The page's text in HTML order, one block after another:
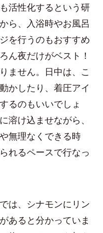
活性化するという研
ら、入浴時やお風呂
を行うのもおすすめ
ん夜だけがベスト！
ません。日中は、こ
かしたり、着圧アイ
るのもいいでしょ
溶け込ませながら、
無理なくできる時
れるペースで行なっ
は、シナモンにリン
あると分かっていま